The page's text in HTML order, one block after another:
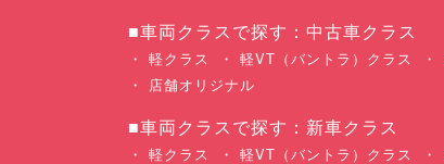
■車両クラスで探す：中古車クラス
軽クラス 軽VT（バントラ）クラス
店舗オリジナル
■車両クラスで探す：新車クラス
軽クラス 軽VT（バントラ）クラス